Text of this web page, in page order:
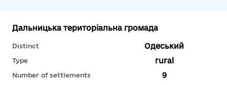
Дальницька територіальна громада
Distinct Одеський
Type rural
Number of settlements 9